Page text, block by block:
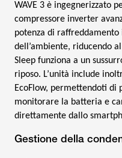
WAVE 3 è ingegnerizzato
compressore inverter
potenza di
dell’ambiente, riducendo
Sleep funziona a un
riposo. L’unità include
EcoFlow, permettendoti
monitorare la batteria e
direttamente dallo
Gestione della